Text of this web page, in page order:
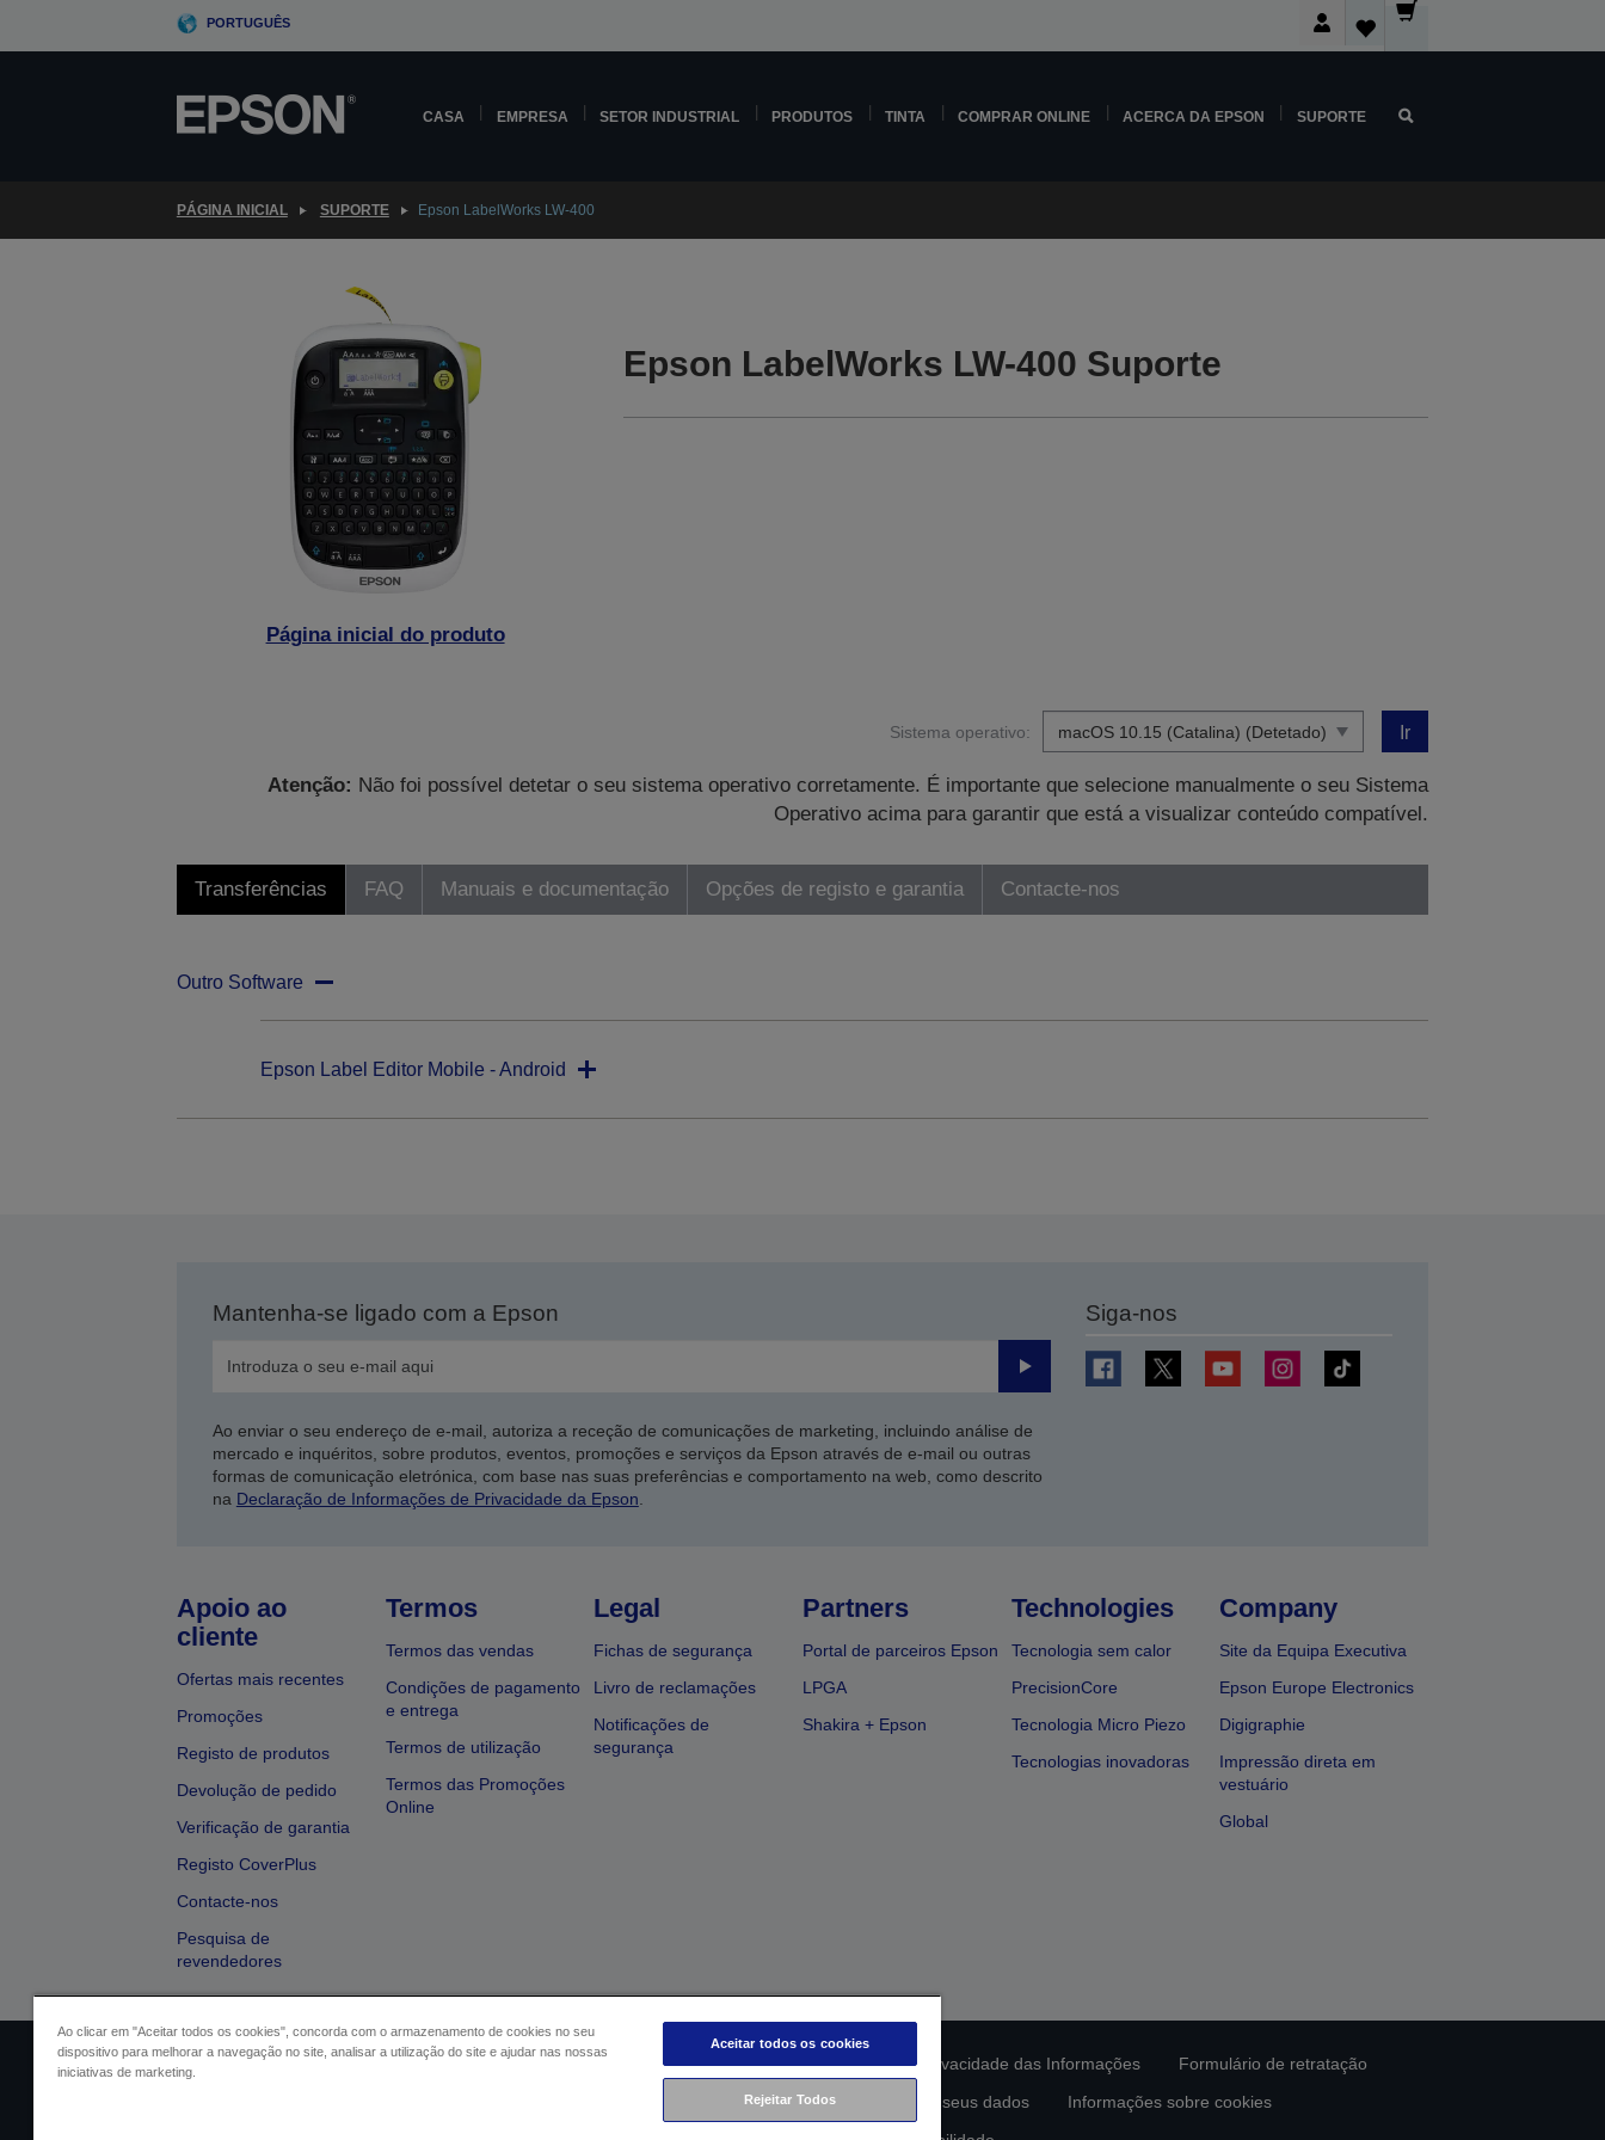
PORTUGUÊS
CASA EMPRESA SETOR INDUSTRIAL PRODUTOS TINTA COMPRAR ONLINE ACERCA DA EPSON SUPORTE
PÁGINA INICIAL SUPORTE Epson LabelWorks LW-400
Página inicial do produto
Epson LabelWorks LW-400 Suporte
Sistema operativo: Ir
Atenção: Não foi possível detetar o seu sistema operativo corretamente. É importante que selecione manualmente o seu Sistema
Operativo acima para garantir que está a visualizar conteúdo compatível.
Transferências FAQ Manuais e documentação Opções de registo e garantia Contacte-nos
Outro Software
Epson Label Editor Mobile - Android
Mantenha-se ligado com a Epson
Enviar
Ao enviar o seu endereço de e-mail, autoriza a receção de comunicações de marketing, incluindo análise de
mercado e inquéritos, sobre produtos, eventos, promoções e serviços da Epson através de e-mail ou outras
formas de comunicação eletrónica, com base nas suas preferências e comportamento na web, como descrito
na Declaração de Informações de Privacidade da Epson.
Siga-nos
Apoio ao
cliente
Ofertas mais recentes
Promoções
Registo de produtos
Devolução de pedido
Verificação de garantia
Registo CoverPlus
Contacte-nos
Pesquisa de
revendedores
Termos
Termos das vendas
Condições de pagamento
e entrega
Termos de utilização
Termos das Promoções
Online
Legal
Fichas de segurança
Livro de reclamações
Notificações de
segurança
Partners
Portal de parceiros Epson
LPGA
Shakira + Epson
Technologies
Tecnologia sem calor
PrecisionCore
Tecnologia Micro Piezo
Tecnologias inovadoras
Company
Site da Equipa Executiva
Epson Europe Electronics
Digigraphie
Impressão direta em
vestuário
Global
Identificação do vendedor Identificação da conformidade do produto Declaração de Privacidade das Informações
Formulário de retratação
Contacte-nos sobre os seus dados
Informações sobre cookies
Ao clicar em "Aceitar todos os cookies", concorda com o armazenamento de cookies no seu
dispositivo para melhorar a navegação no site, analisar a utilização do site e ajudar nas nossas
iniciativas de marketing.
Aceitar todos os cookies
Rejeitar Todos